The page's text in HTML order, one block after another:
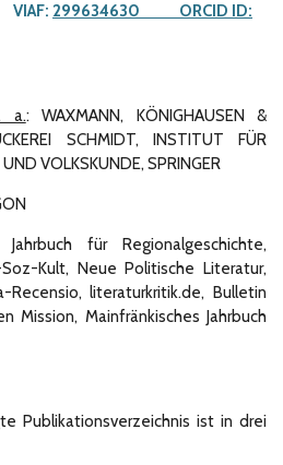
VIAF: 299634630 ORCID ID:
a.: WAXMANN, KÖNIGHAUSEN &
SCHMIDT, INSTITUT FÜR
VOLKSKUNDE, SPRINGER
Jahrbuch für Regionalgeschichte,
Kult, Neue Politische Literatur,
Recensio, literaturkritik.de, Bulletin
Mission, Mainfränkisches Jahrbuch
Publikationsverzeichnis ist in drei